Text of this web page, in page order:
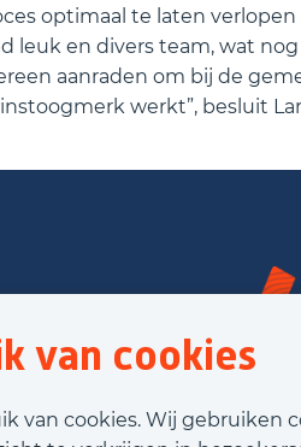
van cookies
van cookies. Wij gebruiken
optimaal te laten verlopen
leuk en divers team, wat
aanraden om bij de
werkt”, besluit